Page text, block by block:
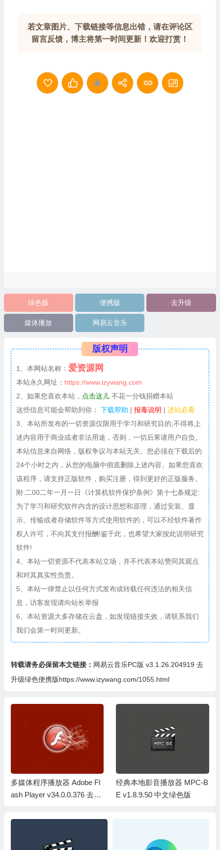
若文章图片、下载链接等信息出错，请在评论区
留言反馈，博主将第一时间更新！欢迎打赏！
绿色版 便携版 去升级
媒体播放 网易云音乐
版权声明
1、本网站名称： 爱资源网
本站永久网址： https://www.izywang.com
2、如果您喜欢本站， 点击这儿不花一分钱捐赠本站
这些信息可能会帮助到你：
下载帮助 | 报毒说明 | 进站必看
3、本站所发布的一切资源仅限用于学习和研究目的;不得将上
述内容用于商业或者非法用途，否则，一切后果请用户自负。
本站信息来自网络，版权争议与本站无关。您必须在下载后的
24个小时之内，从您的电脑中彻底删除上述内容。如果您喜欢
该程序，请支持正版软件，购买注册，得到更好的正版服务。
附:二00二年一月一日《计算机软件保护条例》第十七条规定:
为了学习和研究软件内含的设计思想和原理，通过安装、显
示、传输或者存储软件等方式使用软件的，可以不经软件著作
权人许可，不向其支付报酬!鉴于此，也希望大家按此说明研究
软件!
4、本站一切资源不代表本站立场，并不代表本站赞同其观点
和对其真实性负责。
5、本站一律禁止以任何方式发布或转载任何违法的相关信
息，访客发现请向站长举报
6、本站资源大多存储在云盘，如发现链接失效，请联系我们
我们会第一时间更新。
转载请务必保留本文链接： 网易云音乐PC版 v3.1.26.204919 去
升级绿色便携版https://www.izywang.com/1055.html
多媒体程序播放器 Adobe Fl
ash Player v34.0.0.376 去广
经典本地影音播放器 MPC-B
E v1.8.9.50 中文绿色版